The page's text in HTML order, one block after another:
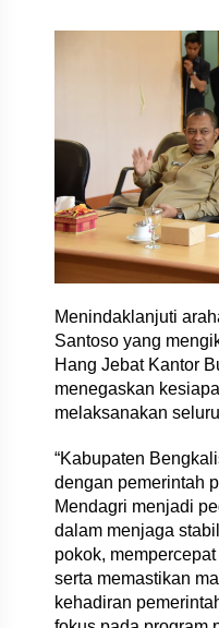
Menindaklanjuti
Santoso yang
Hang Jebat Kantor
menegaskan
melaksanakan
“Kabupaten
dengan pemerintah
Mendagri menjadi
dalam menjaga
pokok,
serta memastikan
kehadiran